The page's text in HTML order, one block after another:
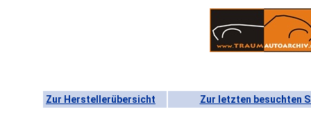
Zur Herstellerübersicht Zur letzten besuchten